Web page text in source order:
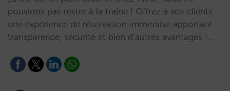
pouvions pas rester à la traîne ! Offrez à vos clients
une expérience de réservation immersive apportant
transparence, sécurité et bien d’autres avantages !…